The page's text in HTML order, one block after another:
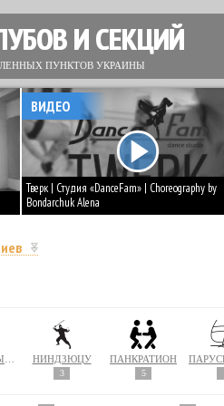
И СЕКЦИЙ
ПУНКТОВ УКРАИНЫ
Тверк | Студия «DanceFam» | Choreography by
Bondarchuk Alena
ВИДЕО
НИНДЗЮЦУ
3
ПАНКРАТИОН
5